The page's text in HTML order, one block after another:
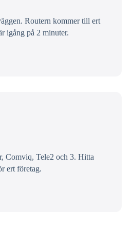
Routern kommer till ert
igång på 2 minuter.
Comviq, Tele2 och 3. Hitta
ert företag.